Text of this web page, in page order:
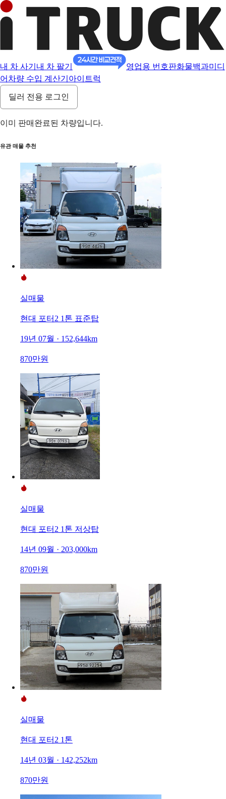
내 차 사기 내 차 팔기 영업용 번호판화물백과미디
어 차량 수입 계산기 아이트럭
딜러 전용 로그인
이미 판매완료된 차량입니다.
유관 매물 추천
실매물
현대 포터2 1톤 표준탑
19년 07월 · 152,644km
870만원
실매물
현대 포터2 1톤 저상탑
14년 09월 · 203,000km
870만원
실매물
현대 포터2 1톤
14년 03월 · 142,252km
870만원